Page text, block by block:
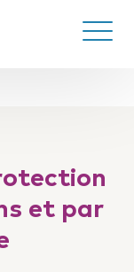
Ouvrir/
et par